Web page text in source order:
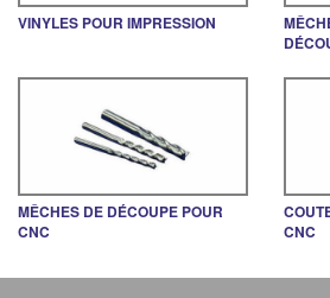
VINYLES POUR IMPRESSION
MÊCHES DE DÉCOUPE POUR
CNC
CNC